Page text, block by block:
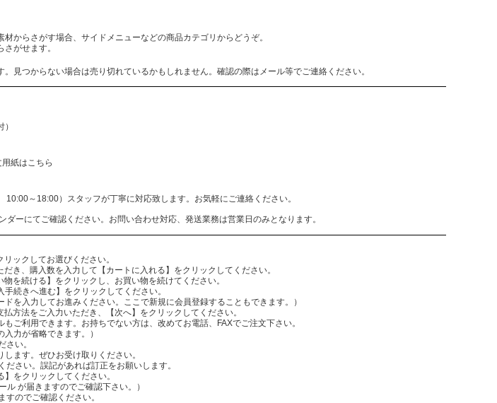
からさがす場合、サイドメニューなどの商品カテゴリからどうぞ。
がせます。
見つからない場合は売り切れているかもしれません。確認の際はメール等でご連絡ください。
紙はこちら
～18:00）スタッフが丁寧に対応致します。お気軽にご連絡ください。
ーにてご確認ください。お問い合わせ対応、発送業務は営業日のみとなります。
ックしてお選びください。
き、購入数を入力して【カートに入れる】をクリックしてください。
を続ける】をクリックし、お買い物を続けてください。
へ進む】をクリックしてください。
力してお進みください。ここで新規に会員登録することもできます。）
方法をご入力いただき、【次へ】をクリックしてください。
用できます。お持ちでない方は、改めてお電話、FAXでご注文下さい。
が省略できます。）
さい。
。ぜひお受け取りください。
さい。誤記があれば訂正をお願いします。
クリックしてください。
届きますのでご確認下さい。）
のでご確認ください。